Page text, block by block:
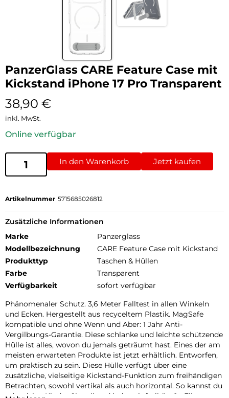
PanzerGlass CARE Feature Case mit
Kickstand iPhone 17 Pro Transparent
38,90 €
inkl. MwSt.
Online verfügbar
In den Warenkorb Jetzt kaufen
Artikelnummer 5715685026812
Zusätzliche Informationen
Marke
Panzerglass
Modellbezeichnung
CARE Feature Case mit Kickstand
Produkttyp
Taschen & Hüllen
Farbe
Transparent
Verfügbarkeit
sofort verfügbar
Phänomenaler Schutz. 3,6 Meter Falltest in allen Winkeln
und Ecken. Hergestellt aus recyceltem Plastik. MagSafe
kompatible und ohne Wenn und Aber: 1 Jahr Anti-
Vergilbungs-Garantie. Diese schlanke und leichte schützende
Hülle ist alles, wovon du jemals geträumt hast. Eines der am
meisten erwarteten Produkte ist jetzt erhältlich. Entworfen,
um praktisch zu sein. Diese Hülle verfügt über eine
zusätzliche, vielseitige Kickstand-Funktion zum freihändigen
Betrachten, sowohl vertikal als auch horizontal. So kannst du
oder deine Kinder überall und jederzeit freihändig Filme